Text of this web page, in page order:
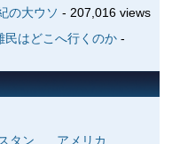
の大ウソ - 207,016 views
はどこへ行くのか-
タン
アメリカ